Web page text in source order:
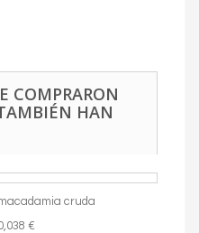
COMPRARON
HAN
cruda
€